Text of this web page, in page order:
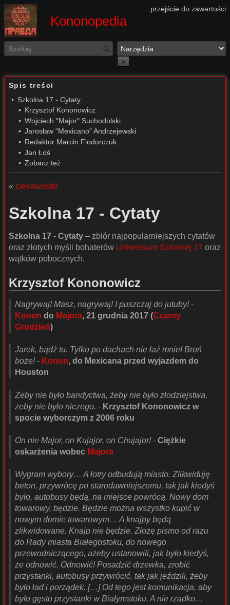
przejście do zawartości
Kononopedia
>
Spis treści
Szkolna 17 - Cytaty
Krzysztof Kononowicz
Wojciech "Major" Suchodolski
Jarosław "Mexicano" Andrzejewski
Redaktor Marcin Fiodorczuk
Jan Łoś
Zobacz też
« ciekawostki
Szkolna 17 - Cytaty
Szkolna 17 - Cytaty – zbiór najpopularniejszych cytatów
oraz złotych myśli bohaterów Uniwersum Szkolnej 17 oraz
wątków pobocznych.
Krzysztof Kononowicz
Nagrywaj! Masz, nagrywaj! I puszczaj do jutuby!-
Konon do Majora, 21 grudnia 2017 (Czarny
Grudzień)
Jarek, bądź tu. Tylko po dachach nie łaź mnie! Broń
boże!- Konon, do Mexicana przed wyjazdem do
Houston
Żeby nie było bandyctwa, żeby nie było złodziejstwa,
żeby nie było niczego. - Krzysztof Kononowicz w
spocie wyborczym z 2006 roku
On nie Major, on Kujajor, on Chujajor!- Ciężkie
oskarżenia wobec Majora
Wygram wybory… A łotry odbudują miasto. Zlikwiduję
beton, przywrócę po starodawniejszemu, tak jak kiedyś
było, autobusy będą, na miejsce powrócą. Nowy dom
towarowy, będzie. Będzie można wszystko kupić w
nowym domie towarowym… A knajpy będą
zlikwidowane. Knajp nie będzie. Złożę pismo od razu
do Rady miasta Białegostoku, do nowego
przewodniczącego, ażeby ustanowili, jak było kiedyś,
że odnowić. Odnowić! Posadzić drzewka, zrobić
przystanki, autobusy przywrócić, tak jak jeździli, żeby
było ład i porządek. […] Od tego jest komunikacja, aby
było gęsto przystanki w Białymstoku. A nie rzadko…